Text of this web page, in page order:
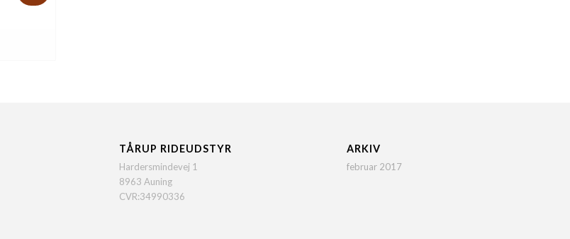
TÅRUP RIDEUDSTYR
Hardersmindevej 1
8963 Auning
CVR:34990336
ARKIV
februar 2017